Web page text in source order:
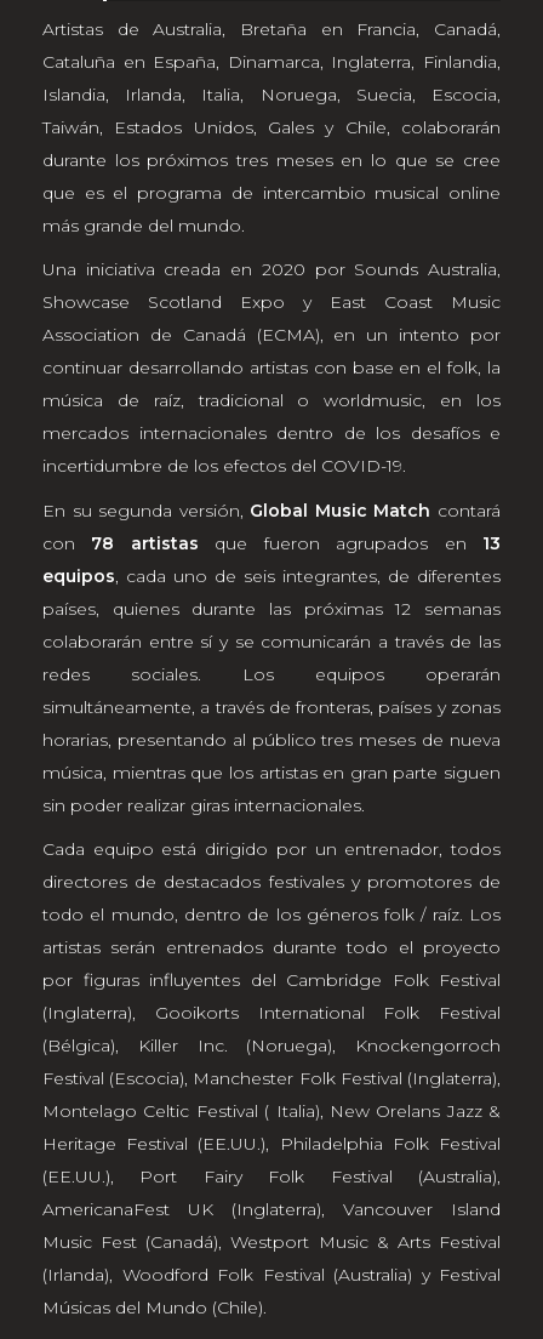
Artistas de Australia, Bretaña en Francia, Canadá,
Cataluña en España, Dinamarca, Inglaterra, Finlandia,
Islandia, Irlanda, Italia, Noruega, Suecia, Escocia,
Taiwán, Estados Unidos, Gales y Chile, colaborarán
durante los próximos tres meses en lo que se cree
que es el programa de intercambio musical online
más grande del mundo.
Una iniciativa creada en 2020 por Sounds Australia,
Showcase Scotland Expo y East Coast Music
Association de Canadá (ECMA), en un intento por
continuar desarrollando artistas con base ​​en el folk, la
música de raíz, tradicional o worldmusic, en los
mercados internacionales dentro de los desafíos e
incertidumbre de los efectos del COVID-19.
En su segunda versión, Global Music Match contará
con 78 artistas que fueron agrupados en 13
equipos , cada uno de seis integrantes, de diferentes
países, quienes durante las próximas 12 semanas
colaborarán entre sí y se comunicarán a través de las
redes sociales. Los equipos operarán
simultáneamente, a través de fronteras, países y zonas
horarias, presentando al público tres meses de nueva
música, mientras que los artistas en gran parte siguen
sin poder realizar giras internacionales.
Cada equipo está dirigido por un entrenador, todos
directores de destacados festivales y promotores de
todo el mundo, dentro de los géneros folk / raíz. Los
artistas serán entrenados durante todo el proyecto
por figuras influyentes del Cambridge Folk Festival
(Inglaterra), Gooikorts International Folk Festival
(Bélgica), Killer Inc. (Noruega), Knockengorroch
Festival (Escocia), Manchester Folk Festival (Inglaterra),
Montelago Celtic Festival ( Italia), New Orelans Jazz &
Heritage Festival (EE.UU.), Philadelphia Folk Festival
(EE.UU.), Port Fairy Folk Festival (Australia),
AmericanaFest UK (Inglaterra), Vancouver Island
Music Fest (Canadá), Westport Music & Arts Festival
(Irlanda), Woodford Folk Festival (Australia) y Festival
Músicas del Mundo (Chile).